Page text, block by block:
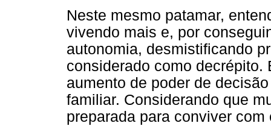
Neste mesmo patamar,
vivendo mais e, por
autonomia, desmistificando
considerado como decrépito.
aumento de poder de
familiar. Considerando que
preparada para conviver com